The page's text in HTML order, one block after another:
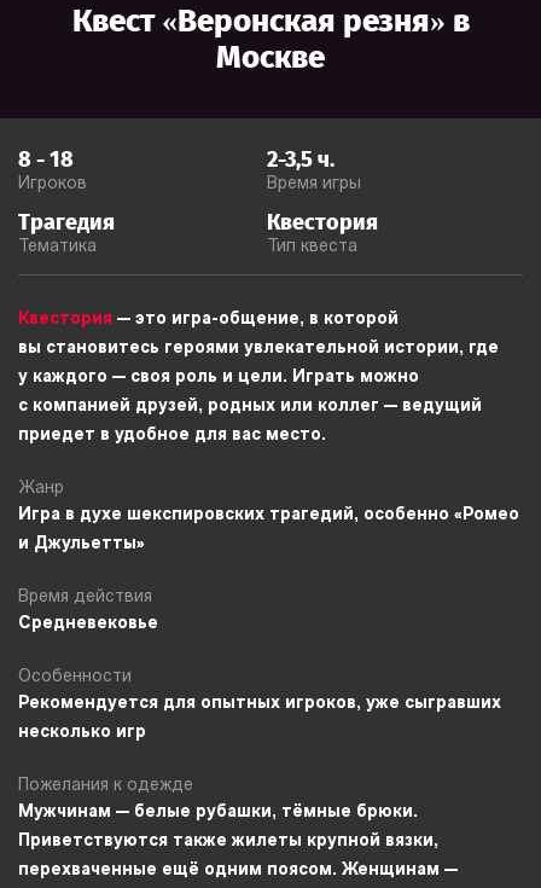
Квест «Веронская резня» в
Москве
8-18
Игроков
2-3,5ч.
Время игры
Трагедия
Тематика
Квестория
Тип квеста
Квестория — это игра-общение, в которой
вы становитесь героями увлекательной истории, где
у каждого — своя роль и цели. Играть можно
с компанией друзей, родных или коллег — ведущий
приедет в удобное для вас место.
Жанр
Игра в духе шекспировских трагедий, особенно «Ромео
и Джульетты»
Время действия
Средневековье
Особенности
Рекомендуется для опытных игроков, уже сыгравших
несколько игр
Пожелания к одежде
Мужчинам — белые рубашки, тёмные брюки.
Приветствуются также жилеты крупной вязки,
перехваченные ещё одним поясом. Женщинам —